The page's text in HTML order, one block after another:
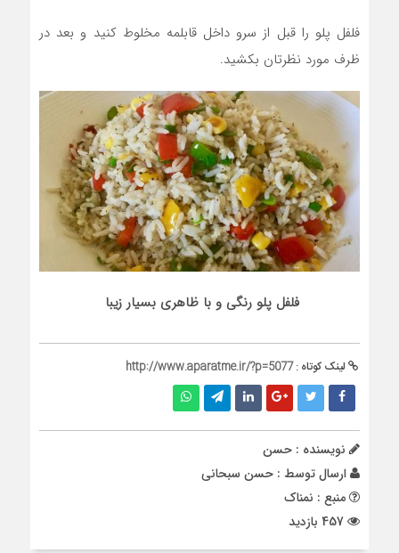
فلفل پلو را قبل از سرو داخل قابلمه مخلوط کنید و بعد در
ظرف مورد نظرتان بکشید.
فلفل پلو رنگی و با ظاهری بسیار زیبا
لینک کوتاه :http://www.aparatme.ir/?p=5077
نویسنده : حسن
ارسال توسط : حسن سبحانی
منبع : نمناک